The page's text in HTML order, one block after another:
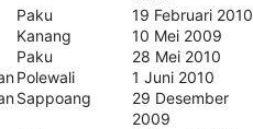
Paku
19 Februari 2010
Kanang
10 Mei 2009
Paku
28 Mei 2010
Polewali
1 Juni 2010
Sappoang
29 Desember
2009